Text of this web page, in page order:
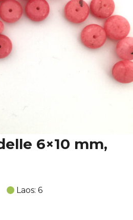
6×10 mm,
Laos: 6